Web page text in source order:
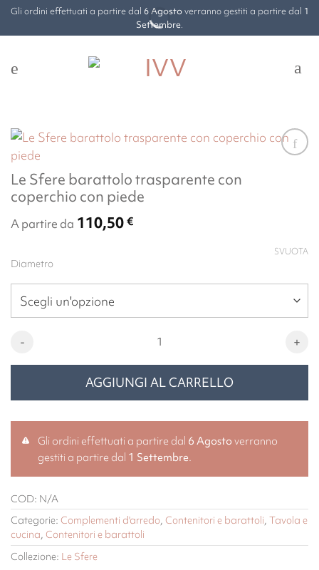
Salta
Gli ordini effettuati a partire dal 6 Agostoverranno gestiti a partire dal 1
Settembre.
Le Sfere barattolo trasparente con
coperchio con piede
A partire da 110,50€
Diametro
SVUOTA
Le Sfere barattolo trasparente con coperchio con piede quantità
AGGIUNGI AL CARRELLO
Gli ordini effettuati a partire dal 6 Agostoverranno
gestiti a partire dal 1 Settembre.
COD: N/A
Categorie: Complementi d'arredo, Contenitori e barattoli, Tavola e
cucina, Contenitori e barattoli
Collezione: Le Sfere